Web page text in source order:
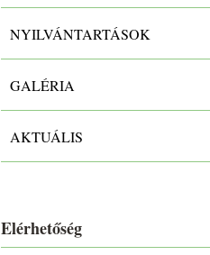
NYILVÁNTARTÁSOK
GALÉRIA
AKTUÁLIS
Elérhetőség